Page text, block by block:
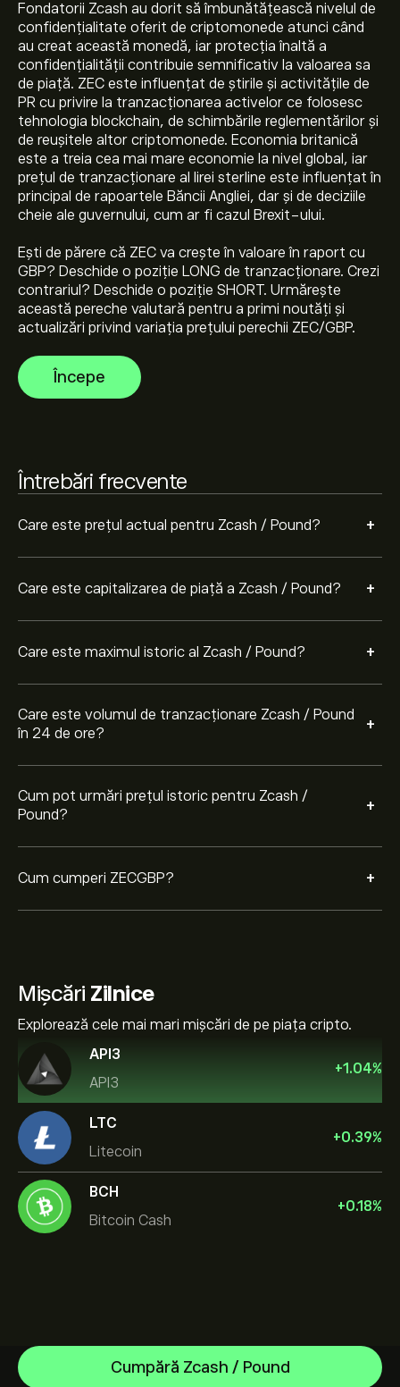
Fondatorii Zcash au dorit să îmbunătățească nivelul de
confidențialitate oferit de criptomonede atunci când
au creat această monedă, iar protecția înaltă a
confidențialității contribuie semnificativ la valoarea sa
de piață. ZEC este influențat de știrile și activitățile de
PR cu privire la tranzacționarea activelor ce folosesc
tehnologia blockchain, de schimbările reglementărilor și
de reușitele altor criptomonede. Economia britanică
este a treia cea mai mare economie la nivel global, iar
prețul de tranzacționare al lirei sterline este influențat în
principal de rapoartele Băncii Angliei, dar și de deciziile
cheie ale guvernului, cum ar fi cazul Brexit-ului.
Ești de părere că ZEC va crește în valoare în raport cu
GBP? Deschide o poziție LONG de tranzacționare. Crezi
contrariul? Deschide o poziție SHORT. Urmărește
această pereche valutară pentru a primi noutăți și
actualizări privind variația prețului perechii ZEC/GBP.
Începe
Întrebări frecvente
Care este prețul actual pentru Zcash / Pound? +
Prețul actual pentru ZECGBP este de 387.8956‎£‎
Care este capitalizarea de piață a Zcash / Pound? +
Capitalizarea de piață a Zcash / Pound este de (Datele
nu sunt disponibile acum)
Care este maximul istoric al Zcash / Pound? +
Maximul istoric al Zcash / Pound este 559.7640‎£‎
Care este volumul de tranzacționare Zcash / Pound
în 24 de ore?
+
ore de (Datele nu sunt disponibile acum)
Cum pot urmări prețul istoric pentru Zcash /
Pound?
+
istorice pentru Zcash / Pound. Prețul pentru Zcash /
Pound a variat între 359.93‎£‎ în ultimul an.
Cum cumperi ZECGBP? +
Pentru a cumpăra ZECGBP, accesează pagina „Zcash /
Pound (ZECGBP)” pe pe site-ul web eToro. După ce ți-
ai creat un cont și ai depus fondurile, apasă pe butonul
cumpăra ZECGBP la un anumit preț în viitor.
Mișcări Zilnice
Explorează cele mai mari mișcări de pe piața cripto.
API3
API3
+1.04%
LTC
Litecoin
+0.39%
BCH
Bitcoin Cash
+0.18%
Cumpără Zcash / Pound
Bitcoin